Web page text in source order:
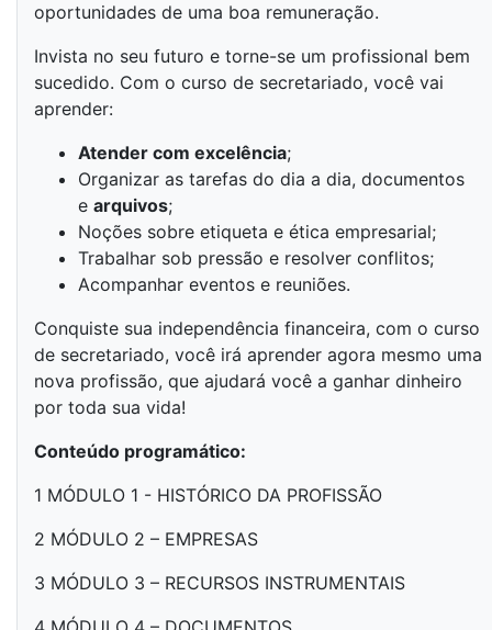
oportunidades de uma boa remuneração.
Invista no seu futuro e torne-se um profissional bem
sucedido. Com o curso de secretariado, você vai
aprender:
Atender com excelência;
Organizar as tarefas do dia a dia, documentos
e arquivos;
Noções sobre etiqueta e ética empresarial;
Trabalhar sob pressão e resolver conflitos;
Acompanhar eventos e reuniões.
Conquiste sua independência financeira, com o curso
de secretariado, você irá aprender agora mesmo uma
nova profissão, que ajudará você a ganhar dinheiro
por toda sua vida!
Conteúdo programático:
1 MÓDULO 1 - HISTÓRICO DA PROFISSÃO
2 MÓDULO 2 – EMPRESAS
3 MÓDULO 3 – RECURSOS INSTRUMENTAIS